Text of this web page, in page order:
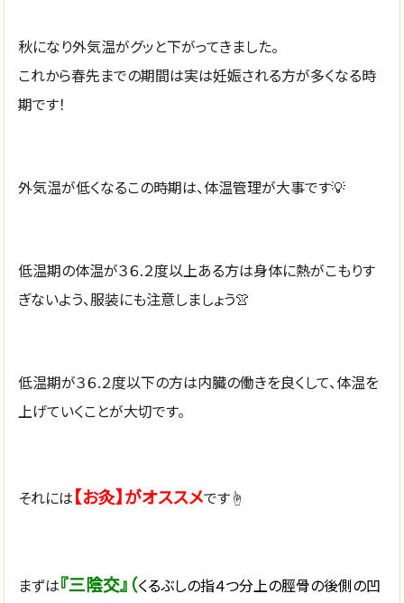
秋になり外気温がグッと下がってきました。
これから春先までの期間は実は妊娠される方が多くなる時
期です！
外気温が低くなるこの時期は、体温管理が大事です💡
低温期の体温が３６.２度以上ある方は身体に熱がこもりす
ぎないよう、服装にも注意しましょう👚
低温期が３６.２度以下の方は内臓の働きを良くして、体温を
上げていくことが大切です。
それには【お灸】がオススメです☝️
まずは『三陰交』（くるぶしの指４つ分上の脛骨の後側の凹